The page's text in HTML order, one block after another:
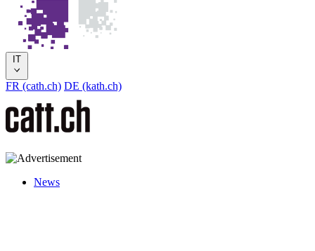
IT
FR (cath.ch) DE (kath.ch)
News